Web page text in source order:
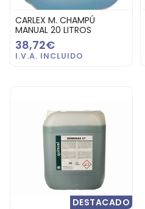
CARLEX M. CHAMPÚ
MANUAL 20 LITROS
38,72€
DESTACADO